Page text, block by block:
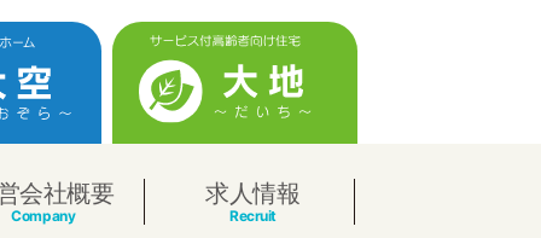
会社概要 求人情報